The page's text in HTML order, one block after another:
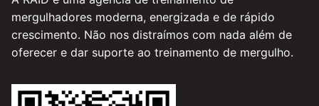
mergulhadores moderna, energizada e de rápido
crescimento. Não nos distraímos com nada além de
oferecer e dar suporte ao treinamento de mergulho.